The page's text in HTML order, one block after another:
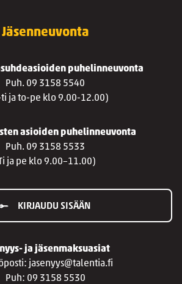
Jäsenneuvonta
puhelinneuvonta
Puh. 09 3158 5540
ti ja to-pe klo 9.00-12.00)
asioiden puhelinneuvonta
Puh. 09 3158 5533
ja pe klo 9.00–11.00)
KIRJAUDU SISÄÄN
ja jäsenmaksuasiat
jasenyys@talentia.fi
Puh: 09 3158 5530